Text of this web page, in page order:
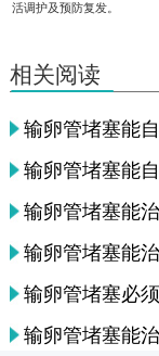
活调护及预防复发。
相关阅读
输卵管堵塞能
输卵管堵塞能
输卵管堵塞能
输卵管堵塞能
输卵管堵塞必
输卵管堵塞能